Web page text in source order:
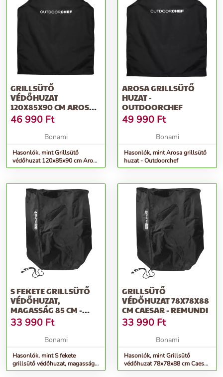
GRILLSÜTŐ
VÉDŐHUZAT
120X85X90 CM AROSA –
OUTDOORCHEF
46 990 Ft
Bonami
Hasonlók, mint Grillsütő
védőhuzat 120x85x90 cm Arosa
– Outdoorchef
AROSA GRILLSÜTŐ
HUZAT -
OUTDOORCHEF
49 990 Ft
Bonami
Hasonlók, mint Arosa grillsütő
huzat - Outdoorchef
S FEKETE GRILLSÜTŐ
VÉDŐHUZAT,
MAGASSÁG 85 CM -
REMUNDI
33 990 Ft
Bonami
Hasonlók, mint S fekete
grillsütő védőhuzat, magasság
85 cm - Remundi
GRILLSÜTŐ
VÉDŐHUZAT 78X78X88
CM CAESAR - REMUNDI
33 990 Ft
Bonami
Hasonlók, mint Grillsütő
védőhuzat 78x78x88 cm Caesar
- Remundi